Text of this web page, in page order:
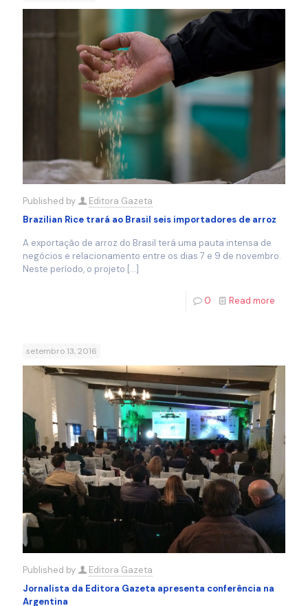
Published by
Editora Gazeta
Brazilian Rice trará ao Brasil seis importadores de arroz
A exportação de arroz do Brasil terá uma pauta intensa de
negócios e relacionamento entre os dias 7 e 9 de novembro.
Neste período, o projeto […]
0 Read more
setembro 13, 2016
Published by
Editora Gazeta
Jornalista da Editora Gazeta apresenta conferência na
Argentina